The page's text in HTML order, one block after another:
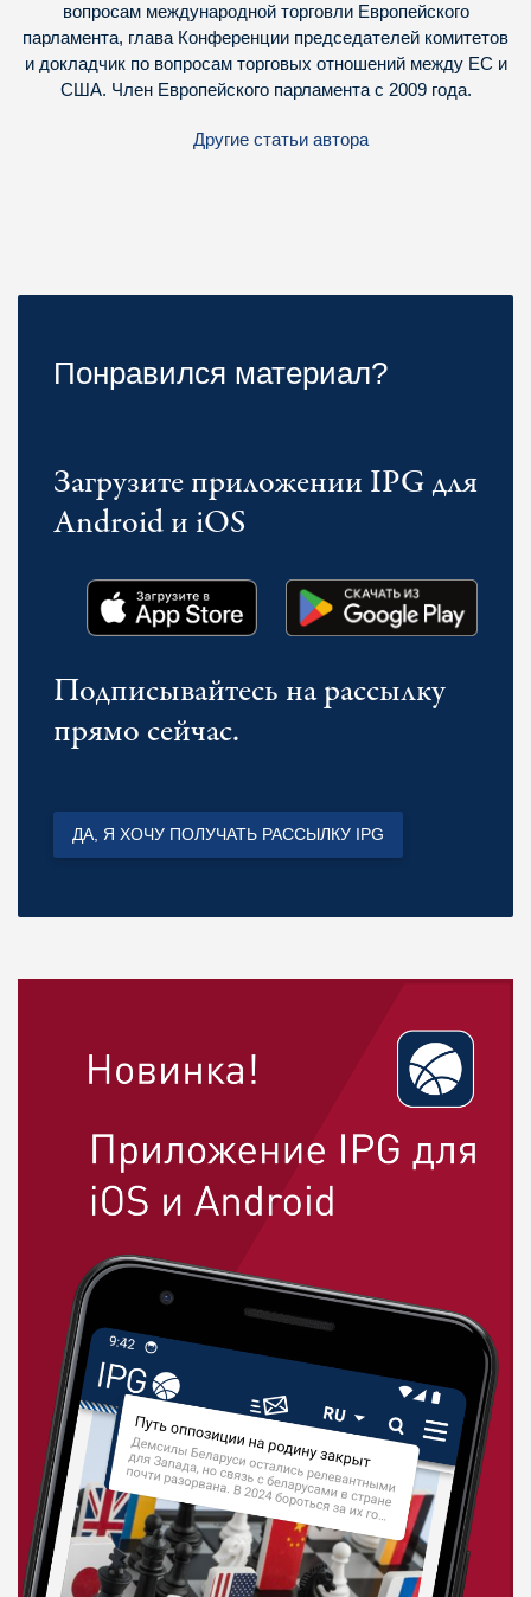
вопросам международной торговли Европейского
парламента, глава Конференции председателей комитетов
и докладчик по вопросам торговых отношений между ЕС и
США. Член Европейского парламента с 2009 года.
Другие статьи автора
Понравился материал?
Загрузите приложении IPG для
Android и iOS
Подписывайтесь на рассылку
прямо сейчас.
ДА, Я ХОЧУ ПОЛУЧАТЬ РАССЫЛКУ IPG